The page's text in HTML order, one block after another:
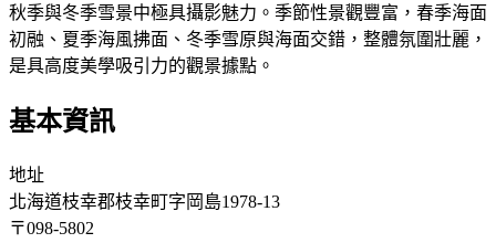
秋季與冬季雪景中極具攝影魅力。季節性景觀豐富，春季海面
初融、夏季海風拂面、冬季雪原與海面交錯，整體氛圍壯麗，
是具高度美學吸引力的觀景據點。
基本資訊
地址
北海道枝幸郡枝幸町字岡島1978-13
〒098-5802